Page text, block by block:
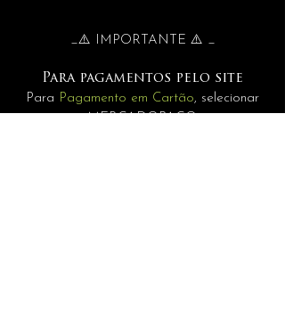
_⚠️ IMPORTANTE ⚠️ _
Para pagamentos pelo site
Para Pagamento em Cartão, selecionar
MERCADOPAGO.